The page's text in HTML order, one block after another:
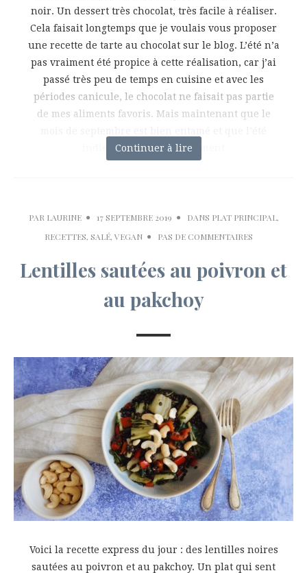
noir. Un dessert très chocolat, très facile à réaliser.
Cela faisait longtemps que je voulais vous proposer
une recette de tarte au chocolat sur le blog. L’été n’a
pas vraiment été propice à cette réalisation, car j’ai
passé très peu de temps en cuisine et avec les
périodes canicule, le chocolat ne faisait pas partie
de mes aliments favoris. Mais maintenant que le
indien se termine, le moment
Continuer à lire
PAR LAURINE 17 SEPTEMBRE 2019 DANS PLAT PRINCIPAL,
RECETTES, SALÉ, VEGAN PAS DE COMMENTAIRES
Lentilles sautées au poivron et
au pakchoy
Voici la recette express du jour : des lentilles noires
sautées au poivron et au pakchoy. Un plat qui sent